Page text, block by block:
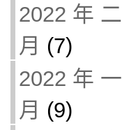
2022 年 二
月 (7)
2022 年 一
月 (9)